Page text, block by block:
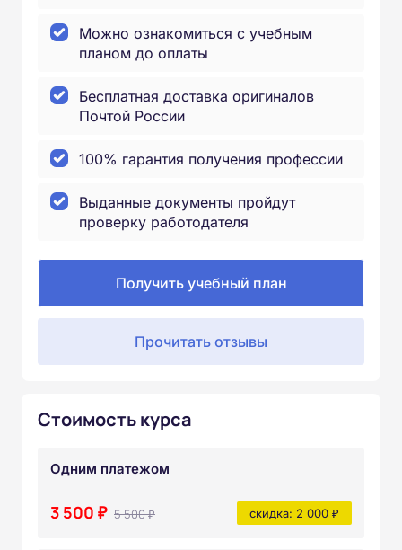
Можно ознакомиться с учебным
планом до оплаты
Бесплатная доставка оригиналов
Почтой России
100% гарантия получения профессии
Выданные документы пройдут
проверку работодателя
Получить учебный план
Прочитать отзывы
Стоимость курса
Одним платежом
3 500 ₽ 5 500 ₽ скидка: 2 000 ₽